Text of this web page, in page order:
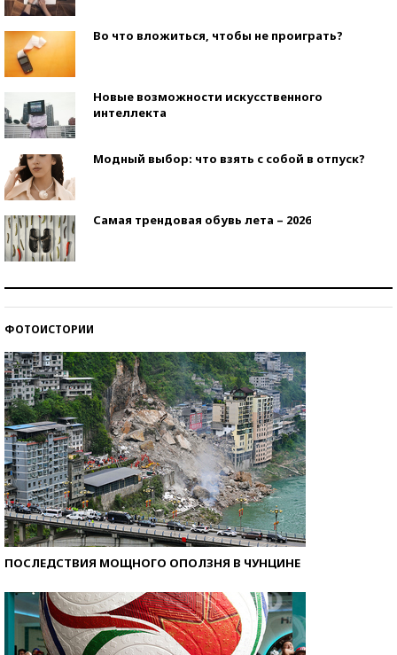
Во что вложиться, чтобы не проиграть?
Новые возможности искусственного
интеллекта
Модный выбор: что взять с собой в отпуск?
Самая трендовая обувь лета – 2026
ФОТОИСТОРИИ
ПОСЛЕДСТВИЯ МОЩНОГО ОПОЛЗНЯ В ЧУНЦИНЕ